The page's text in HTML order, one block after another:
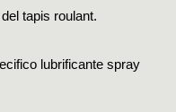
tapis roulant.
lubrificante spray